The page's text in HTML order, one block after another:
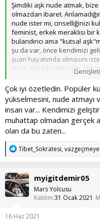
Şimdiki aşk nude atmak,
olmazdan ibaret.
nude ister mi, cinselliğinizi
feminist, erkek meraklısı bir
bulandırıcı ama "kutsal
şu da var, önce kendimizi
şuan hayatımda olmasını
önce aşık bile olmadım,
yüzünden olan cinsel
bakalım
"Kötü kadınlar kötü
lâyıktır. Temiz kadınlar
kadınlara yakışır." Nur, 26
Çok iyi özetledin. Popüler
yükselmesini, nude atmayı
insan var... Kendimizi
muhattap olmadan gerçek
olan da bu zaten...
T
p
k
i
l
e
Tibet_Sokratesi,
myigitdemir05
Mars Yolcusu
Katılım 31 Ocak 2021
16 Haz 2021